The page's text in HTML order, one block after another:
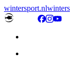
wintersport.nl